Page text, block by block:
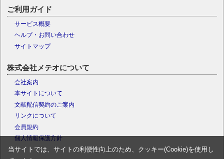
ご利用ガイド
サービス概要
ヘルプ・お問い合わせ
サイトマップ
株式会社メテオについて
会社案内
本サイトについて
文献配信契約のご案内
リンクについて
会員規約
個人情報保護方針
当サイトでは、サイトの利便性向上のため、クッキー(Cookie)を使用し